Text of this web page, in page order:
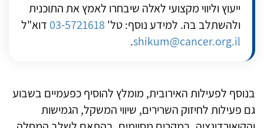
ייעוץ וליווי מקצועי לאלה שיבחרו לאמץ את התוכנית
ולהשתלב בה. למידע נוסף: טל' 03-5721618 דוא"ל
shikum@cancer.org.il
.
בנוסף לפעילות האירובית, מומלץ להוסיף כפעמיים בשבוע
גם פעילות לחיזוק השרירים, שיווי המשקל, הגמישות